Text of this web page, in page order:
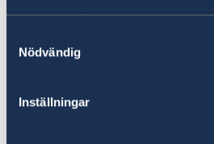
samlat in när du har använt deras
Nödvändig
Inställningar